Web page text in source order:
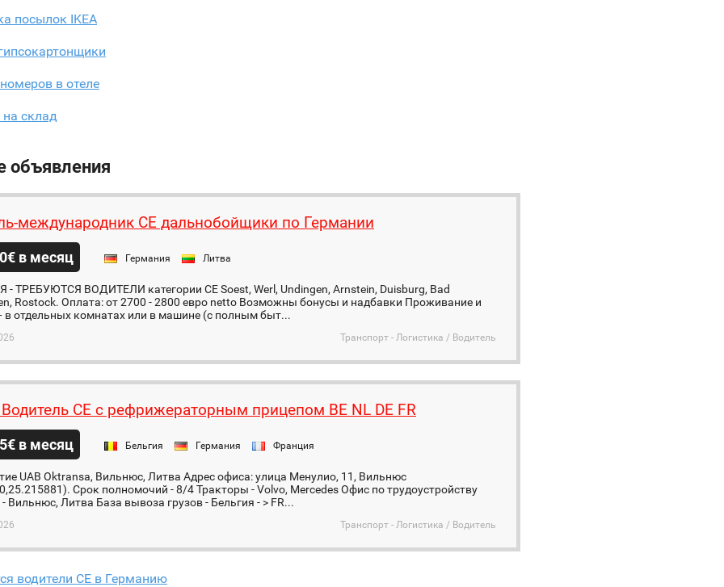
посылок IKEA
в отеле
на склад
объявления
международник СЕ дальнобойщики по Германии
в месяц Германия Литва
ТРЕБУЮТСЯ ВОДИТЕЛИ категории CE Soest, Werl, Undingen, Arnstein, Duisburg, Bad
Rostock. Оплата: от 2700 - 2800 евро netto Возможны бонусы и надбавки Проживание и
в отдельных комнатах или в машине (с полным быт...
Транспорт - Логистика / Водитель
CE с рефрижераторным прицепом BE NL DE FR
в месяц Бельгия Германия Франция
UAB Oktransa, Вильнюс, Литва Адрес офиса: улица Менулио, 11, Вильнюс
Срок полномочий - 8/4 Тракторы - Volvo, Mercedes Офис по трудоустройству
Вильнюс, Литва База вывоза грузов - Бельгия - > FR...
Транспорт - Логистика / Водитель
водители CE в Германию